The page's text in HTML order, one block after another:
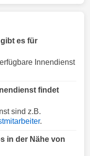
es für
Innendienst
findet
sind z.B.
.
in der Nähe von